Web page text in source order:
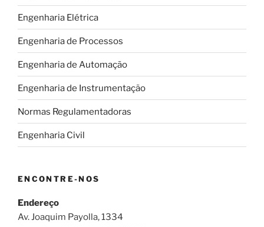
Engenharia Elétrica
Engenharia de Processos
Engenharia de Automação
Engenharia de Instrumentação
Normas Regulamentadoras
Engenharia Civil
ENCONTRE-NOS
Endereço
Av. Joaquim Payolla, 1334